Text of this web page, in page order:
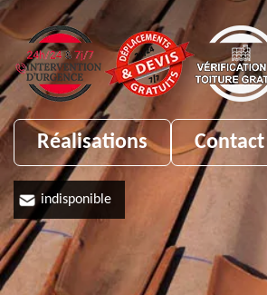
Réalisations Contact
indisponible